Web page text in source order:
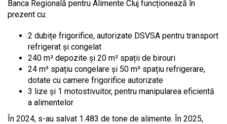
Banca Regională pentru Alimente Cluj funcționează în
prezent cu:
2 dubițe frigorifice, autorizate DSVSA pentru transport
refrigerat și congelat
240 m² depozite și 20 m² spații de birouri
24 m³ spațiu congelare și 50 m³ spațiu refrigerare,
dotate cu camere frigorifice autorizate
3 lize și 1 motostivuitor, pentru manipularea eficientă
a alimentelor
În 2024, s-au salvat 1.483 de tone de alimente. În 2025,